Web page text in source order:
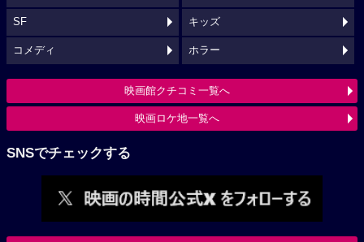
SF キッズ
コメディ ホラー
映画館クチコミ一覧へ
映画ロケ地一覧へ
SNSでチェックする